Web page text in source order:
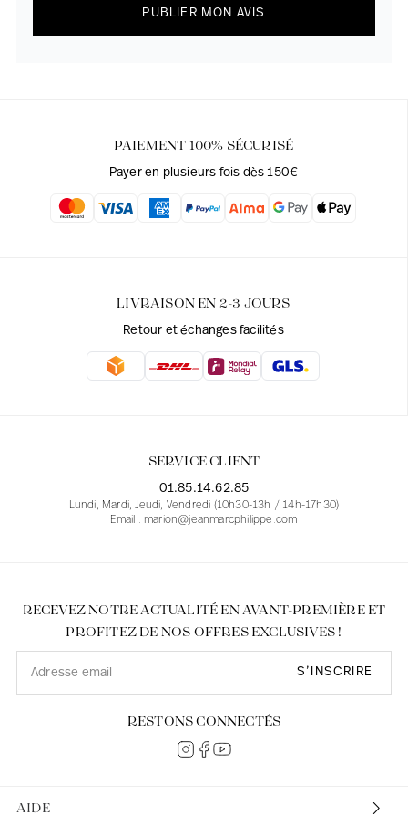
PUBLIER MON AVIS
PAIEMENT 100% SÉCURISÉ
Payer en plusieurs fois dès 150€
LIVRAISON EN 2-3 JOURS
Retour et échanges facilités
SERVICE CLIENT
01.85.14.62.85
Lundi, Mardi, Jeudi, Vendredi (10h30-13h / 14h-17h30)
Email : marion@jeanmarcphilippe.com
AIDE
RECEVEZ NOTRE ACTUALITÉ EN AVANT-PREMIÈRE ET
PROFITEZ DE NOS OFFRES EXCLUSIVES !
S’INSCRIRE
RESTONS CONNECTÉS